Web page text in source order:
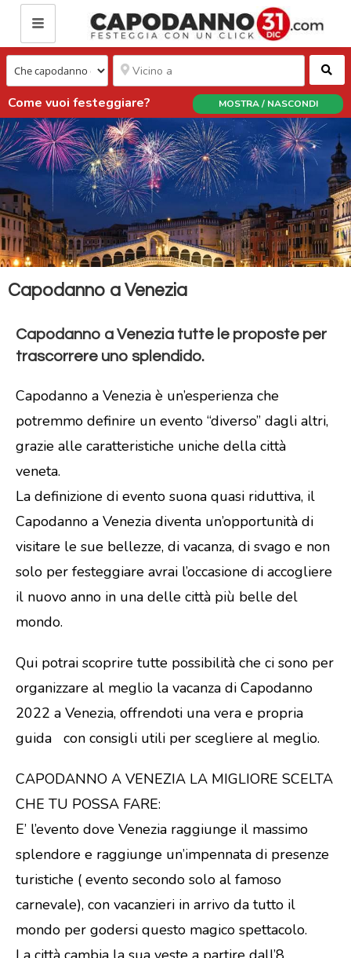
Come vuoi festeggiare? MOSTRA / NASCONDI
Capodanno a Venezia
Capodanno a Venezia tutte le proposte per
trascorrere uno splendido.
Capodanno a Venezia è un’esperienza che
potremmo definire un evento “diverso” dagli altri,
grazie alle caratteristiche uniche della città
veneta.
La definizione di evento suona quasi riduttiva, il
Capodanno a Venezia diventa un’opportunità di
visitare le sue bellezze, di vacanza, di svago e non
solo per festeggiare avrai l’occasione di accogliere
il nuovo anno in una delle città più belle del
mondo.
Qui potrai scoprire tutte possibilità che ci sono per
organizzare al meglio la vacanza di Capodanno
2022 a Venezia, offrendoti una vera e propria
guida con consigli utili per scegliere al meglio.
CAPODANNO A VENEZIA LA MIGLIORE SCELTA
CHE TU POSSA FARE:
E’ l’evento dove Venezia raggiunge il massimo
splendore e raggiunge un’impennata di presenze
turistiche ( evento secondo solo al famoso
carnevale), con vacanzieri in arrivo da tutto il
mondo per godersi questo magico spettacolo.